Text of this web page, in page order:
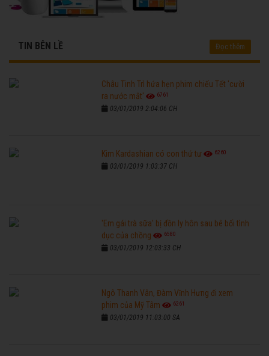
TIN BÊN LỀ Đọc thêm
Châu Tinh Trì hứa hẹn phim chiếu Tết 'cười
ra nước mắt'
6761
03/01/2019 2:04:06 CH
Kim Kardashian có con thứ tư 6260
03/01/2019 1:03:37 CH
'Em gái trà sữa' bị đồn ly hôn sau bê bối tình
dục của chồng
6580
03/01/2019 12:03:33 CH
Ngô Thanh Vân, Đàm Vĩnh Hưng đi xem
phim của Mỹ Tâm
6261
03/01/2019 11:03:00 SA